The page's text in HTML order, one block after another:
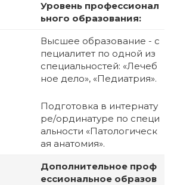
Уровень профессионал
ьного образования:
Высшее образование - с
пециалитет по одной из
специальностей: «Лечеб
ное дело», «Педиатрия».
Подготовка в интернату
ре/ординатуре по специ
альности «Патологическ
ая анатомия».
Дополнительное проф
ессиональное образов